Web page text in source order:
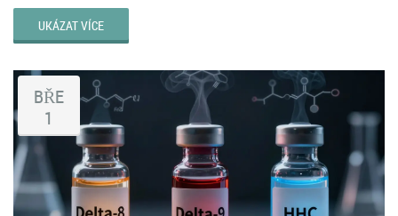
UKÁZAT VÍCE
BŘE
1